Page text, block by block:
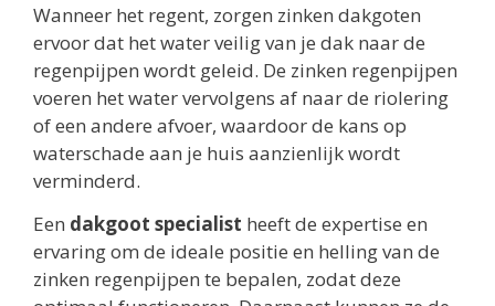
Wanneer het regent, zorgen zinken dakgoten
ervoor dat het water veilig van je dak naar de
regenpijpen wordt geleid. De zinken regenpijpen
voeren het water vervolgens af naar de riolering
of een andere afvoer, waardoor de kans op
waterschade aan je huis aanzienlijk wordt
verminderd.
Een dakgoot specialist heeft de expertise en
ervaring om de ideale positie en helling van de
zinken regenpijpen te bepalen, zodat deze